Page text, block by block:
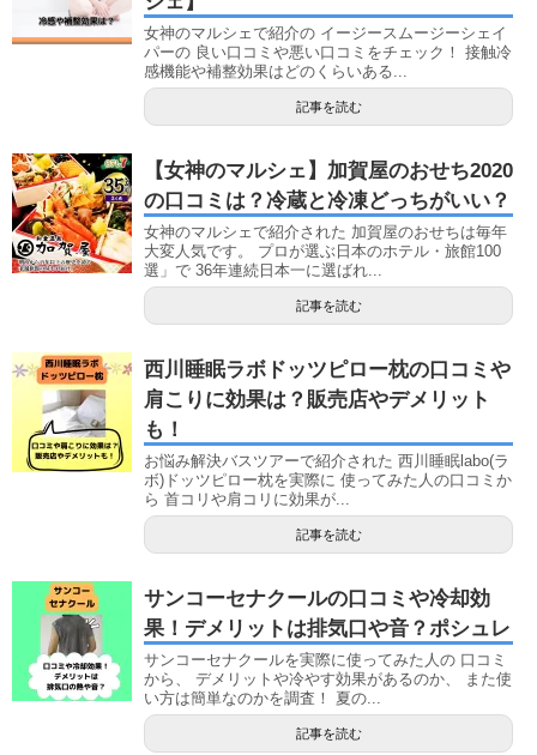
女神のマルシェで紹介の イージースムージーシェイ
パーの 良い口コミや悪い口コミをチェック！ 接触冷
感機能や補整効果はどのくらいある...
記事を読む
【女神のマルシェ】加賀屋のおせち2020
の口コミは？冷蔵と冷凍どっちがいい？
女神のマルシェで紹介された 加賀屋のおせちは毎年
大変人気です。 プロが選ぶ日本のホテル・旅館100
選」で 36年連続日本一に選ばれ...
記事を読む
西川睡眠ラボドッツピロー枕の口コミや
肩こりに効果は？販売店やデメリット
も！
お悩み解決バスツアーで紹介された 西川睡眠labo(ラ
ボ)ドッツピロー枕を実際に 使ってみた人の口コミか
ら 首コリや肩コリに効果が...
記事を読む
サンコーセナクールの口コミや冷却効
果！デメリットは排気口や音？ポシュレ
サンコーセナクールを実際に使ってみた人の 口コミ
から、 デメリットや冷やす効果があるのか、 また使
い方は簡単なのかを調査！ 夏の...
記事を読む